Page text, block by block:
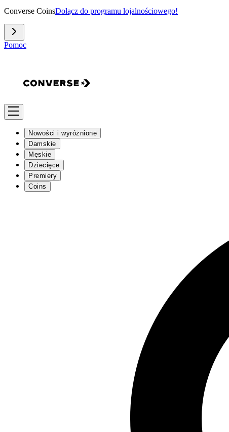
Converse CoinsDołącz do programu lojalnościowego!
Pomoc
Nowości i wyróżnione
Damskie
Męskie
Dziecięce
Premiery
Coins